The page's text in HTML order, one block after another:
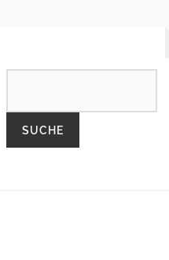
SEARCH